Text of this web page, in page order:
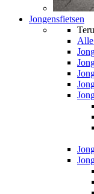
Jongensfietsen
Alle